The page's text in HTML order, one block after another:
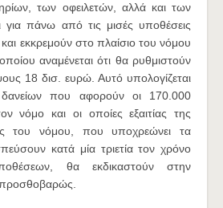
των οφειλετών, αλλά και των
για πάνω από τις μισές υποθέσεις
εκκρεμούν στο πλαίσιο του νόμου
αναμένεται ότι θα ρυθμιστούν
18 δισ. ευρώ. Αυτό υπολογίζεται
που αφορούν οι 170.000
νόμο και οι οποίες εξαιτίας της
του νόμου, που υποχρεώνει τα
κατά μία τριετία τον χρόνο
θα εκδικαστούν στην